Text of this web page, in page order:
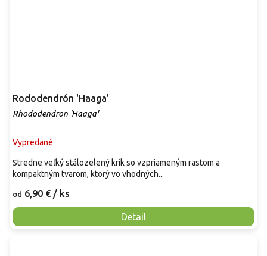
Rododendrón 'Haaga'
Rhododendron 'Haaga'
Vypredané
od 6,90 € / ks
Detail
Stredne veľký stálozelený krík so vzpriameným rastom a
kompaktným tvarom, ktorý vo vhodných...